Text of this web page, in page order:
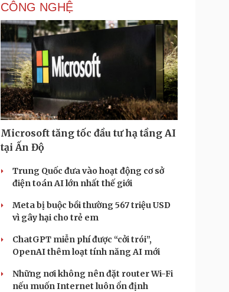
CÔNG NGHỆ
Microsoft tăng tốc đầu tư hạ tầng AI
tại Ấn Độ
Trung Quốc đưa vào hoạt động cơ sở
điện toán AI lớn nhất thế giới
Meta bị buộc bồi thường 567 triệu USD
vì gây hại cho trẻ em
ChatGPT miễn phí được “cởi trói”,
OpenAI thêm loạt tính năng AI mới
Những nơi không nên đặt router Wi-Fi
nếu muốn Internet luôn ổn định